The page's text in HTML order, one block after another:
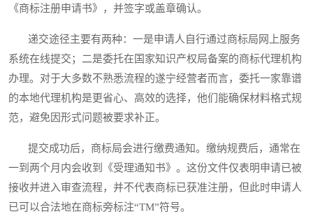
《商标注册申请书》，并签字或盖章确认。
递交途径主要有两种：一是申请人自行通过商标局网上服务
系统在线提交；二是委托在国家知识产权局备案的商标代理机构
办理。对于大多数不熟悉流程的遂宁经营者而言，委托一家靠谱
的本地代理机构是更省心、高效的选择，他们能确保材料格式规
范，避免因形式问题被要求补正。
提交成功后，商标局会进行缴费通知。缴纳规费后，通常在
一到两个月内会收到《受理通知书》。这份文件仅表明申请已被
接收并进入审查流程，并不代表商标已获准注册，但此时申请人
已可以合法地在商标旁标注“TM”符号。